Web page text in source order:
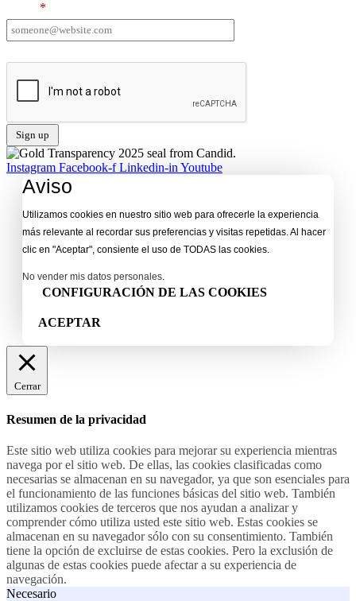
*
Instagram Facebook-f Linkedin-inYoutube
Aviso
Utilizamos cookies en nuestro sitio web para ofrecerle la experiencia
más relevante al recordar sus preferencias y visitas repetidas. Al hacer
clic en "Aceptar", consiente el uso de TODAS las cookies.
No vender mis datos personales.
CONFIGURACIÓN DE LAS COOKIES
ACEPTAR
Cerrar
Resumen de la privacidad
Este sitio web utiliza cookies para mejorar su experiencia mientras
navega por el sitio web. De ellas, las cookies clasificadas como
necesarias se almacenan en su navegador, ya que son esenciales para
el funcionamiento de las funciones básicas del sitio web. También
utilizamos cookies de terceros que nos ayudan a analizar y
comprender cómo utiliza usted este sitio web. Estas cookies se
almacenan en su navegador sólo con su consentimiento. También
tiene la opción de excluirse de estas cookies. Pero la exclusión de
algunas de estas cookies puede afectar a su experiencia de
navegación.
Necesario